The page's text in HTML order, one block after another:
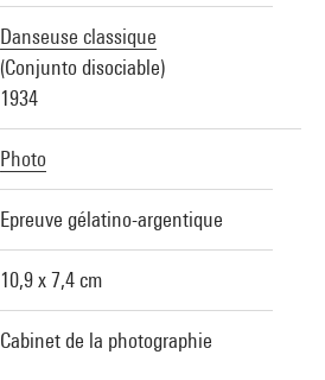
Danseuse classique
(Conjunto disociable)
1934
Photo
Epreuve gélatino-argentique
10,9 x 7,4 cm
Cabinet de la photographie